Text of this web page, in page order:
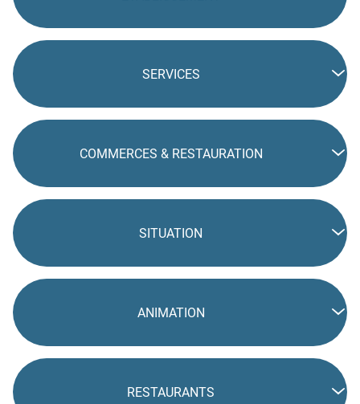
SERVICES
COMMERCES & RESTAURATION
SITUATION
ANIMATION
RESTAURANTS